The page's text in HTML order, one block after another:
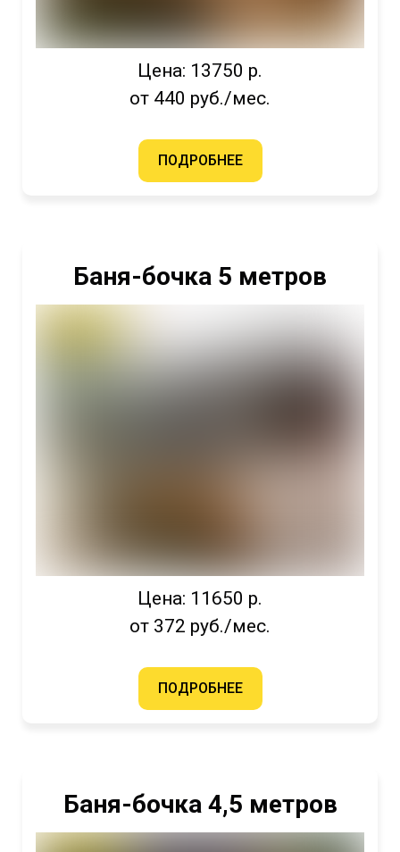
Цена: 13750 р.
от 440 руб./мес.
ПОДРОБНЕЕ
Баня-бочка 5 метров
Цена: 11650 р.
от 372 руб./мес.
ПОДРОБНЕЕ
Баня-бочка 4,5 метров